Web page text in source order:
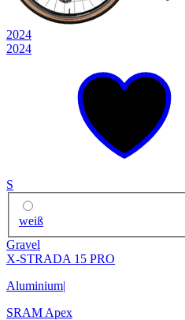
2024
2024
S
weiß
Gravel
X-STRADA 15 PRO
Aluminium|
SRAM Apex